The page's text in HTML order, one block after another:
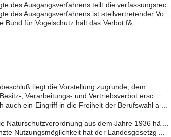
des Ausgangsverfahrens teilt die verfassungsrec ...
des Ausgangsverfahrens ist stellvertretender Vo ...
Bund für Vogelschutz hält das Verbot f& ...
liegt die Vorstellung zugrunde, dem ...
, Verarbeitungs- und Vertriebsverbot ersc ...
auch ein Eingriff in die Freiheit der Berufswahl a ...
Naturschutzverordnung aus dem Jahre 1936 hä ...
Nutzungsmöglichkeit hat der Landesgesetzg ...